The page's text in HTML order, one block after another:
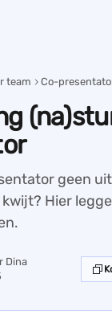
team Co-
geen
Hier
Dina